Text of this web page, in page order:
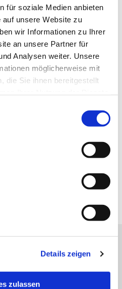
für soziale Medien anbieten
unsere Website zu
wir Informationen zu Ihrer
an unsere Partner für
Analysen weiter. Unsere
möglicherweise mit
die Sie ihnen bereitgestellt
Details zeigen
zulassen
Fläming